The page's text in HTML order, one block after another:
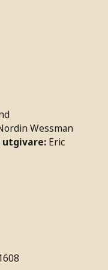
Wessman
utgivare: Eric